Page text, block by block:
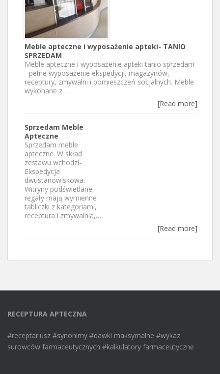
Meble apteczne i wyposażenie apteki- TANIO
SPRZEDAM
Meble apteczne i wyposażenie apteki tanio sprzedam
- pełne wyposażenie ekspedycji, magazynów,
receptury, zmywalni i pomieszczeń socjalnych. Meble
wykonane z…
[Read more]
Sprzedam Meble
Apteczne
Sprzedam meble
apteczne. W skład
zestawu wchodzi-
Ekspedycja
dwustanowiskowa.
Witryny podświetlane,
regały mają wymienne
tabliczki z kategoriami,
receptura i zmywalnia,…
[Read more]
RECEPTURA APTECZNA
#receptariusz #synonimy #dawki maksymalne #wykaz
surowców farmaceutycznych #kalkulatory farmaceutyczne